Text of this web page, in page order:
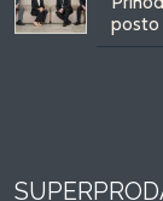
posto